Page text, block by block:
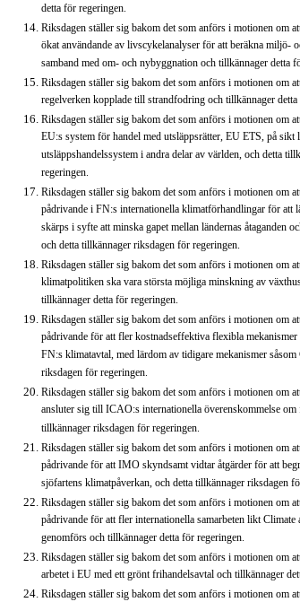
detta för regeringen.
Riksdagen ställer sig bakom det som anförs i motionen om
ökat användande av livscykelanalyser för att beräkna miljö-
samband med om- och nybyggnation och tillkännager detta
Riksdagen ställer sig bakom det som anförs i motionen om
regelverken kopplade till strandfodring och tillkännager
Riksdagen ställer sig bakom det som anförs i motionen om
EU:s system för handel med utsläppsrätter, EU ETS, på sikt
utsläppshandelssystem i andra delar av världen, och detta
regeringen.
Riksdagen ställer sig bakom det som anförs i motionen om
pådrivande i FN:s internationella klimatförhandlingar för att
skärps i syfte att minska gapet mellan ländernas åtaganden
och detta tillkännager riksdagen för regeringen.
Riksdagen ställer sig bakom det som anförs i motionen om
klimatpolitiken ska vara största möjliga minskning av
tillkännager detta för regeringen.
Riksdagen ställer sig bakom det som anförs i motionen om
pådrivande för att fler kostnadseffektiva flexibla
FN:s klimatavtal, med lärdom av tidigare mekanismer
riksdagen för regeringen.
Riksdagen ställer sig bakom det som anförs i motionen om
ansluter sig till ICAO:s internationella överenskommelse om
tillkännager riksdagen för regeringen.
Riksdagen ställer sig bakom det som anförs i motionen om
pådrivande för att IMO skyndsamt vidtar åtgärder för att
sjöfartens klimatpåverkan, och detta tillkännager riksdagen
Riksdagen ställer sig bakom det som anförs i motionen om
pådrivande för att fler internationella samarbeten likt
genomförs och tillkännager detta för regeringen.
Riksdagen ställer sig bakom det som anförs i motionen om
arbetet i EU med ett grönt frihandelsavtal och tillkännager
Riksdagen ställer sig bakom det som anförs i motionen om